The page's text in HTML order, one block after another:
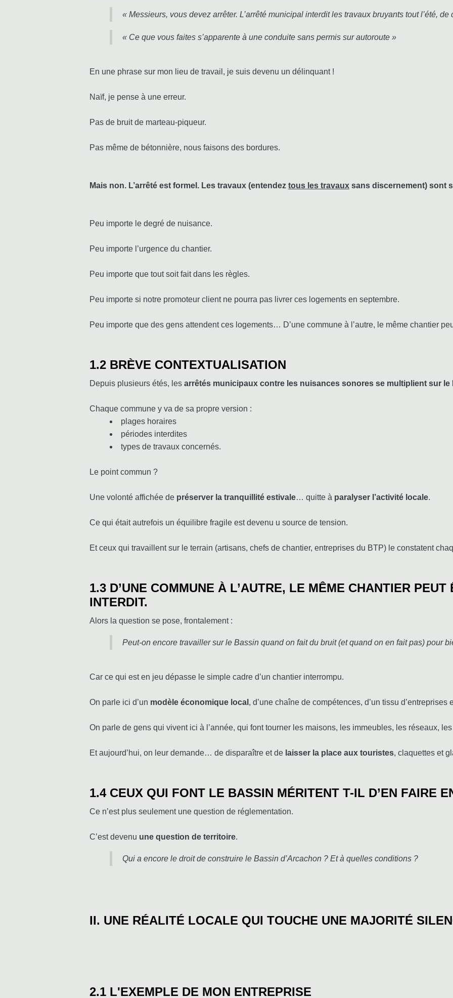
« Messieurs, vous devez arrêter. L’arrêté municipal interdit les travaux bruyants tout l’été,
« Ce que vous faites s’apparente à une conduite sans permis sur autoroute »
En une phrase sur mon lieu de travail, je suis devenu un délinquant !
Naïf, je pense à une erreur.
Pas de bruit de marteau-piqueur.
Pas même de bétonnière, nous faisons des bordures.
Mais non. L’arrêté est formel. Les travaux (entendez tous les travaux sans discernement) sont
Peu importe le degré de nuisance.
Peu importe l’urgence du chantier.
Peu importe que tout soit fait dans les règles.
Peu importe si notre promoteur client ne pourra pas livrer ces logements en septembre.
Peu importe que des gens attendent ces logements… D’une commune à l’autre, le même chantier
1.2 BRÈVE CONTEXTUALISATION
Depuis plusieurs étés, les arrêtés municipaux contre les nuisances sonores se multiplient sur le
Chaque commune y va de sa propre version :
plages horaires
périodes interdites
types de travaux concernés.
Le point commun ?
Une volonté affichée de préserver la tranquillité estivale… quitte à paralyser l’activité locale.
Ce qui était autrefois un équilibre fragile est devenu u source de tension.
Et ceux qui travaillent sur le terrain (artisans, chefs de chantier, entreprises du BTP) le constatent
1.3 D’UNE COMMUNE À L’AUTRE, LE MÊME CHANTIER
INTERDIT.
Alors la question se pose, frontalement :
Peut-on encore travailler sur le Bassin quand on fait du bruit (et quand on en fait pas) pour
Car ce qui est en jeu dépasse le simple cadre d’un chantier interrompu.
On parle ici d’un modèle économique local , d’une chaîne de compétences, d’un tissu d’entreprises
On parle de gens qui vivent ici à l’année, qui font tourner les maisons, les immeubles, les réseaux,
Et aujourd’hui, on leur demande… de disparaître et de laisser la place aux touristes, claquettes et
1.4 CEUX QUI FONT LE BASSIN MÉRITENT T-IL D’EN FAIRE
Ce n’est plus seulement une question de réglementation.
C’est devenu une question de territoire.
Qui a encore le droit de construire le Bassin d’Arcachon ? Et à quelles conditions ?
II. UNE RÉALITÉ LOCALE QUI TOUCHE UNE MAJORITÉ
2.1 L'EXEMPLE DE MON ENTREPRISE